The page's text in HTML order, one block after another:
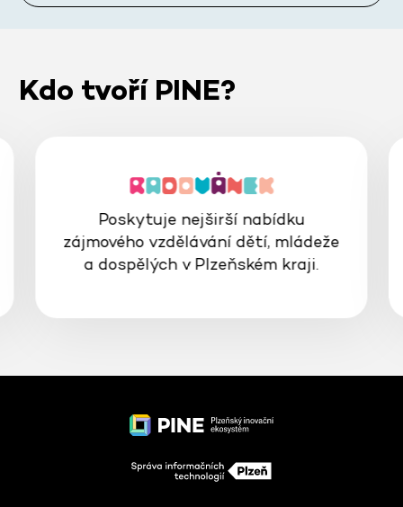
Kdo tvoří PINE?
Poskytuje nejširší nabídku
zájmového vzdělávání dětí, mládeže
a dospělých v Plzeňském kraji.